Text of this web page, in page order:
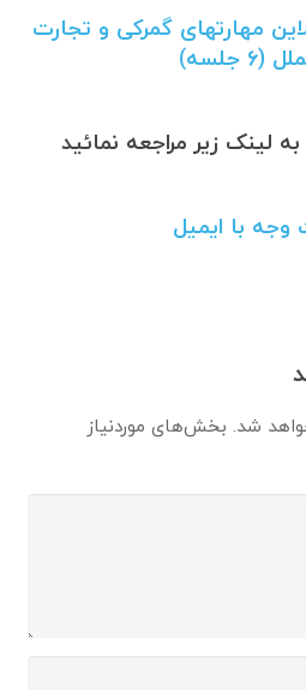
مهارتهای گمرکی و تجارت
جلسه)
لینک زیر مراجعه نمائید
وجه با ایمیل
شد. بخش‌های موردنیاز